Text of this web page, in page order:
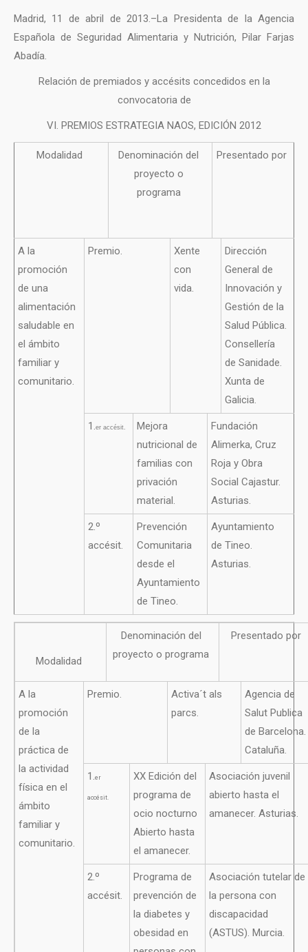
Madrid, 11 de abril de 2013.–La Presidenta de la Agencia
Española de Seguridad Alimentaria y Nutrición, Pilar Farjas
Abadía.
Relación de premiados y accésits concedidos en la
convocatoria de
VI. PREMIOS ESTRATEGIA NAOS, EDICIÓN 2012
Modalidad
Denominación del
proyecto o
programa
Presentado por
A la
promoción
de una
alimentación
saludable en
el ámbito
familiar y
comunitario.
Premio.
Xente
con
vida.
Dirección
General de
Innovación y
Gestión de la
Salud Pública.
Consellería
de Sanidade.
Xunta de
Galicia.
1.er accésit.
Mejora
nutricional de
familias con
privación
material.
Fundación
Alimerka, Cruz
Roja y Obra
Social Cajastur.
Asturias.
2.º
accésit.
Prevención
Comunitaria
desde el
Ayuntamiento
de Tineo.
Ayuntamiento
de Tineo.
Asturias.
Modalidad
Denominación del
proyecto o programa
Presentado por
A la
promoción
de la
práctica de
la actividad
física en el
ámbito
familiar y
comunitario.
Premio.
Activa´t als
parcs.
Agencia de
Salut Publica
de Barcelona.
Cataluña.
1.er
accésit.
XX Edición del
programa de
ocio nocturno
Abierto hasta
el amanecer.
Asociación juvenil
abierto hasta el
amanecer. Asturias.
2.º
accésit.
Programa de
prevención de
la diabetes y
obesidad en
Asociación tutelar de
la persona con
discapacidad
(ASTUS). Murcia.